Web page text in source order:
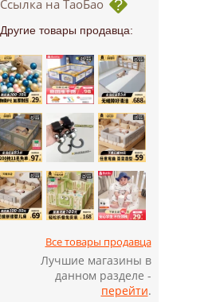
Ссылка на ТаоБао
Другие товары продавца:
Все товары продавца
Лучшие магазины в
данном разделе -
перейти.